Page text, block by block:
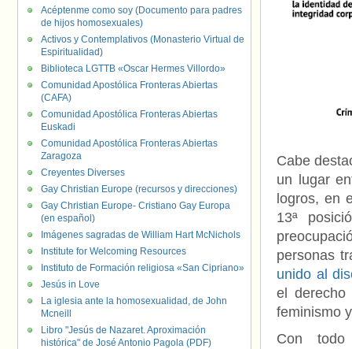
Cabe
un lugar
logros, en
13ª
personas
unido al
el derecho
feminismo
Con
Acéptenme como soy (Documento para padres
de hijos homosexuales)
Activos y Contemplativos (Monasterio Virtual de
Espiritualidad)
Biblioteca LGTTB «Oscar Hermes Villordo»
Comunidad Apostólica Fronteras Abiertas
(CAFA)
Comunidad Apostólica Fronteras Abiertas
Euskadi
Comunidad Apostólica Fronteras Abiertas
Zaragoza
Creyentes Diverses
Gay Christian Europe (recursos y direcciones)
Gay Christian Europe- Cristiano Gay Europa
(en español)
Imágenes sagradas de William Hart McNichols
Institute for Welcoming Resources
Instituto de Formación religiosa «San Cipriano»
Jesús in Love
La iglesia ante la homosexualidad, de John
Mcneill
Libro "Jesús de Nazaret. Aproximación
histórica" de José Antonio Pagola (PDF)